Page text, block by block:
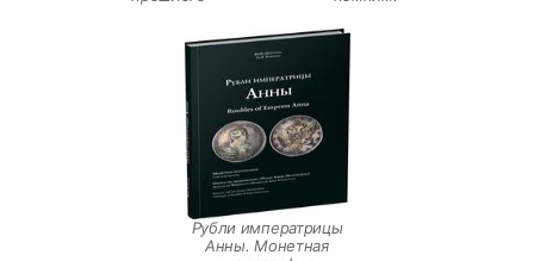
Рубли императрицы
Анны. Монетная